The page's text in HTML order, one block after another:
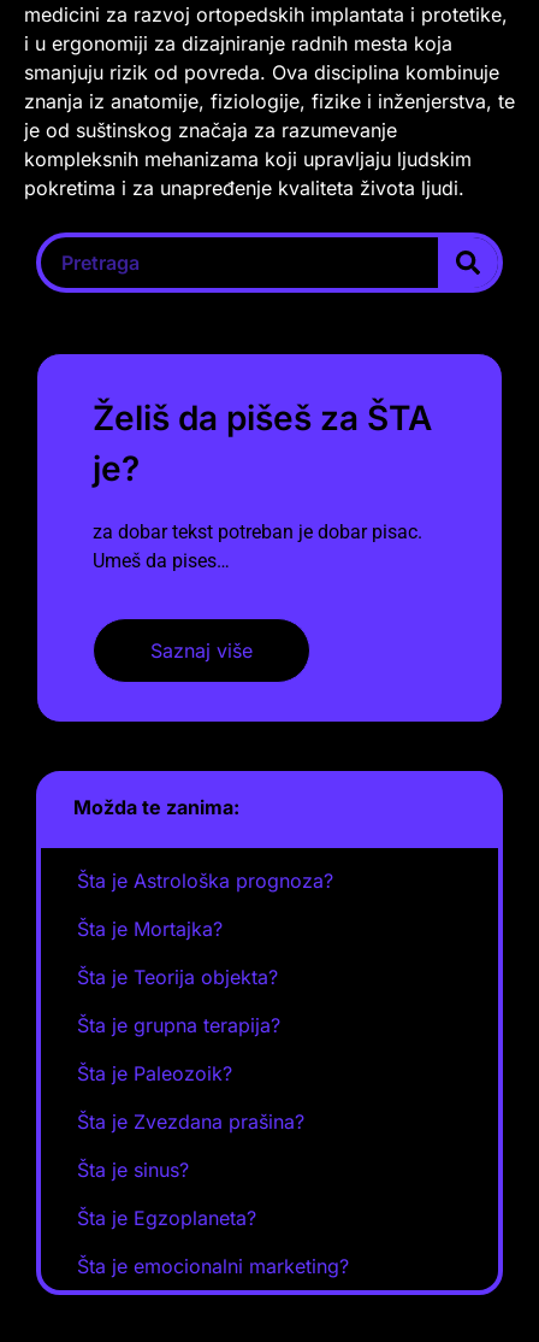
medicini za razvoj ortopedskih implantata i protetike,
i u ergonomiji za dizajniranje radnih mesta koja
smanjuju rizik od povreda. Ova disciplina kombinuje
znanja iz anatomije, fiziologije, fizike i inženjerstva, te
je od suštinskog značaja za razumevanje
kompleksnih mehanizama koji upravljaju ljudskim
pokretima i za unapređenje kvaliteta života ljudi.
Želiš da pišeš za ŠTA
je?
za dobar tekst potreban je dobar pisac.
Umeš da pises…
Saznaj više
Možda te zanima:
Šta je Astrološka prognoza?
Šta je Mortajka?
Šta je Teorija objekta?
Šta je grupna terapija?
Šta je Paleozoik?
Šta je Zvezdana prašina?
Šta je sinus?
Šta je Egzoplaneta?
Šta je emocionalni marketing?